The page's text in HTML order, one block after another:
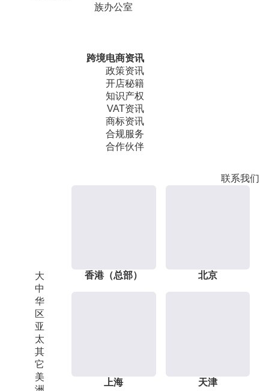
族办公室
跨境电商资讯
政策资讯
开店秘籍
知识产权
VAT资讯
商标资讯
合规服务
合作伙伴
联系我们
大
中
华
区
亚
太
其
它
美
香港（总部） 北京
上海 天津